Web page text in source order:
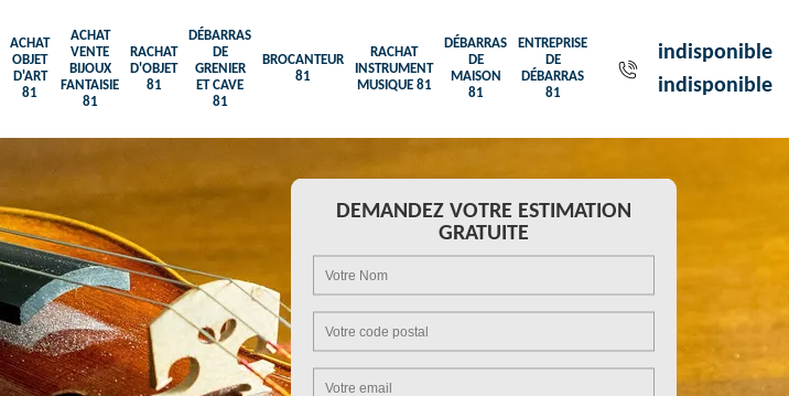
ACHAT
OBJET
D'ART
81
ACHAT
VENTE
BIJOUX
FANTAISIE
81
RACHAT
D'OBJET
81
DÉBARRAS
DE
GRENIER
ET CAVE
81
BROCANTEUR
81
RACHAT
INSTRUMENT
MUSIQUE 81
DÉBARRAS
DE
MAISON
81
ENTREPRISE
DE
DÉBARRAS
81
indisponible
indisponible
DEMANDEZ VOTRE ESTIMATION
GRATUITE